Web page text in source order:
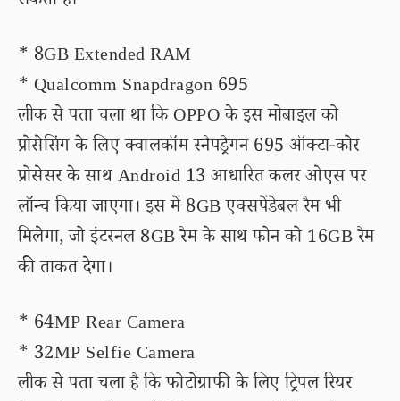
* 8GB Extended RAM
* Qualcomm Snapdragon 695
लीक से पता चला था कि OPPO के इस मोबाइल को
प्रोसेसिंग के लिए क्वालकॉम स्नैपड्रैगन 695 ऑक्टा-कोर
प्रोसेसर के साथ Android 13 आधारित कलर ओएस पर
लॉन्च किया जाएगा। इस में 8GB एक्सपेंडेबल रैम भी
मिलेगा, जो इंटरनल 8GB रैम के साथ फोन को 16GB रैम
की ताकत देगा।
* 64MP Rear Camera
* 32MP Selfie Camera
लीक से पता चला है कि फोटोग्राफी के लिए ट्रिपल रियर